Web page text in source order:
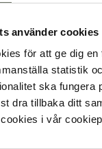
använder cookies
för att ge dig en
statistik
ska fungera
dra tillbaka ditt
i vår
för
förbättrade
ligger helt i
för
Klövern att
för att kunna